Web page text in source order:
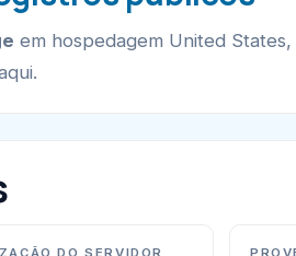
em hospedagem United
DO SERVIDOR